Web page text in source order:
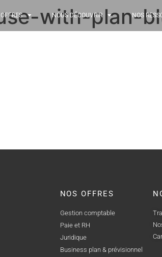
NOUS DÉCOUVRIR NOS
with-plan-
NOS OFFRES
Gestion comptable
Paie et RH
Juridique
Business plan & prévisionnel